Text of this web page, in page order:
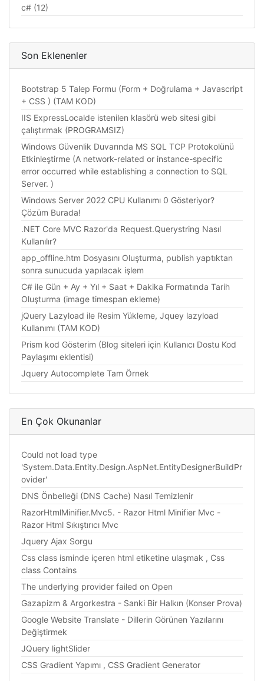
c# (12)
Son Eklenenler
Bootstrap 5 Talep Formu (Form + Doğrulama + Javascript
+ CSS ) (TAM KOD)
IIS ExpressLocalde istenilen klasörü web sitesi gibi
çalıştırmak (PROGRAMSIZ)
Windows Güvenlik Duvarında MS SQL TCP Protokolünü
Etkinleştirme (A network-related or instance-specific
error occurred while establishing a connection to SQL
Server. )
Windows Server 2022 CPU Kullanımı 0 Gösteriyor?
Çözüm Burada!
.NET Core MVC Razor'da Request.Querystring Nasıl
Kullanılır?
app_offline.htm Dosyasını Oluşturma, publish yaptıktan
sonra sunucuda yapılacak işlem
C# ile Gün + Ay + Yıl + Saat + Dakika Formatında Tarih
Oluşturma (image timespan ekleme)
jQuery Lazyload ile Resim Yükleme, Jquey lazyload
Kullanımı (TAM KOD)
Prism kod Gösterim (Blog siteleri için Kullanıcı Dostu Kod
Paylaşımı eklentisi)
Jquery Autocomplete Tam Örnek
En Çok Okunanlar
Could not load type
'System.Data.Entity.Design.AspNet.EntityDesignerBuildPr
ovider'
DNS Önbelleği (DNS Cache) Nasıl Temizlenir
RazorHtmlMinifier.Mvc5. - Razor Html Minifier Mvc -
Razor Html Sıkıştırıcı Mvc
Jquery Ajax Sorgu
Css class isminde içeren html etiketine ulaşmak , Css
class Contains
The underlying provider failed on Open
Gazapizm & Argorkestra - Sanki Bir Halkın (Konser Prova)
Google Website Translate - Dillerin Görünen Yazılarını
Değiştirmek
JQuery lightSlider
CSS Gradient Yapımı , CSS Gradient Generator